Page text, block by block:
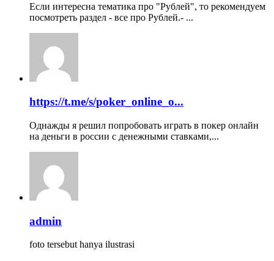
Если интересна тематика про "Рублей", то рекомендуем
посмотреть раздел - все про Рублей.- ...
https://t.me/s/poker_online_o...
Однажды я решил попробовать играть в покер онлайн
на деньги в россии с денежными ставками,...
admin
foto tersebut hanya ilustrasi